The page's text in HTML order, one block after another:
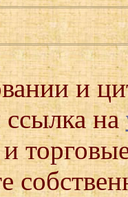
и
ссылка на